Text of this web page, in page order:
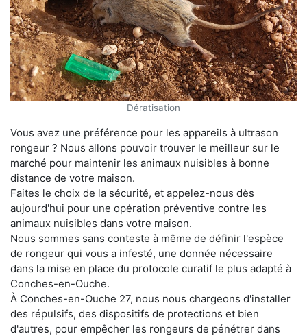
Dératisation
Vous avez une préférence pour les appareils à ultrason
rongeur ? Nous allons pouvoir trouver le meilleur sur le
marché pour maintenir les animaux nuisibles à bonne
distance de votre maison.
Faites le choix de la sécurité, et appelez-nous dès
aujourd'hui pour une opération préventive contre les
animaux nuisibles dans votre maison.
Nous sommes sans conteste à même de définir l'espèce
de rongeur qui vous a infesté, une donnée nécessaire
dans la mise en place du protocole curatif le plus adapté à
Conches-en-Ouche.
À Conches-en-Ouche 27, nous nous chargeons d'installer
des répulsifs, des dispositifs de protections et bien
d'autres, pour empêcher les rongeurs de pénétrer dans